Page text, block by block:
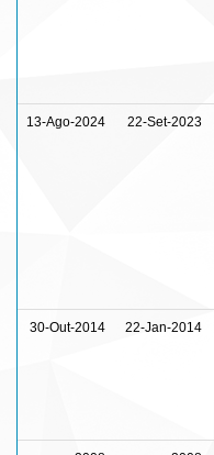
13-Ago-2024 22-Set-2023
30-Out-2014 22-Jan-2014